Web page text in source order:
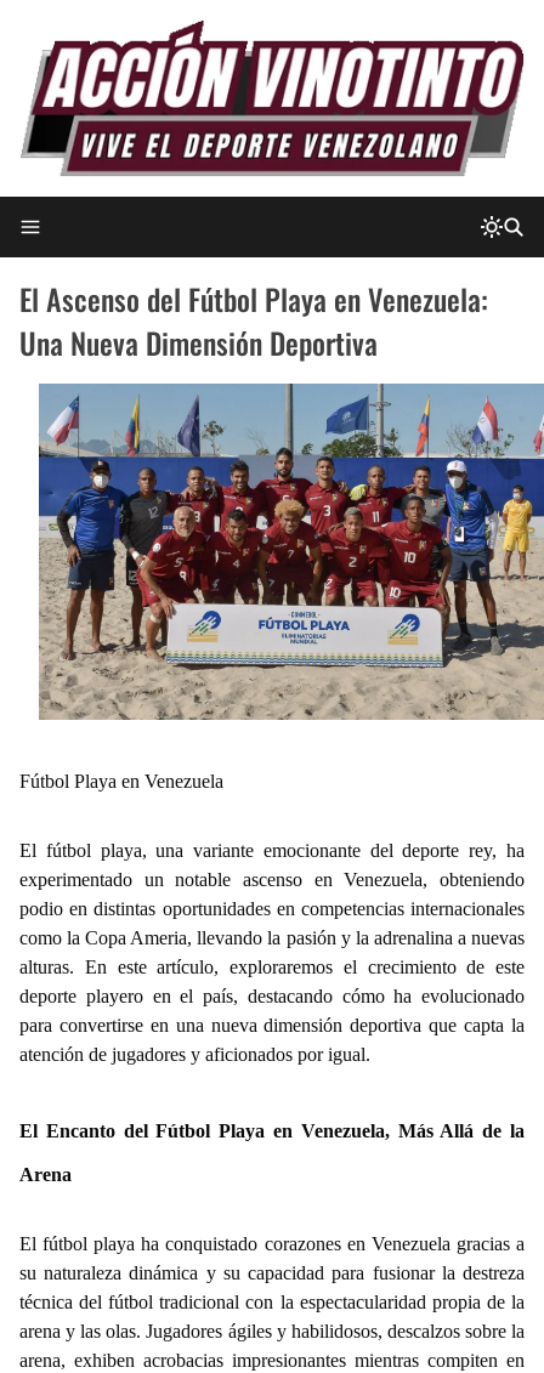
El Ascenso del Fútbol Playa en Venezuela:
Una Nueva Dimensión Deportiva
Fútbol Playa en Venezuela
El fútbol playa, una variante emocionante del deporte rey, ha
experimentado un notable ascenso en Venezuela, obteniendo
podio en distintas oportunidades en competencias internacionales
como la Copa Ameria, llevando la pasión y la adrenalina a nuevas
alturas. En este artículo, exploraremos el crecimiento de este
deporte playero en el país, destacando cómo ha evolucionado
para convertirse en una nueva dimensión deportiva que capta la
atención de jugadores y aficionados por igual.
El Encanto del Fútbol Playa en Venezuela, Más Allá de la
Arena
El fútbol playa ha conquistado corazones en Venezuela gracias a
su naturaleza dinámica y su capacidad para fusionar la destreza
técnica del fútbol tradicional con la espectacularidad propia de la
arena y las olas. Jugadores ágiles y habilidosos, descalzos sobre la
arena, exhiben acrobacias impresionantes mientras compiten en